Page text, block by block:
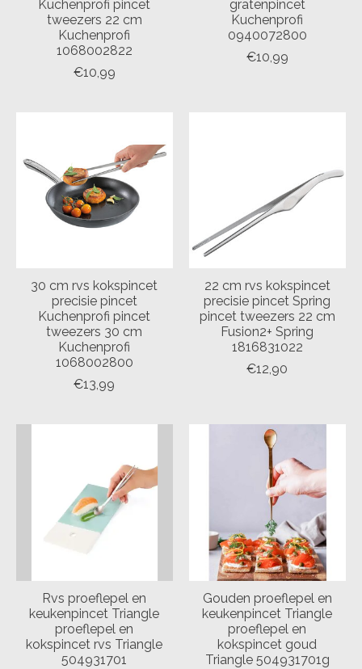
Kuchenprofi pincet
tweezers 22 cm
Kuchenprofi
1068002822
€10,99
gratenpincet
Kuchenprofi
0940072800
€10,99
30 cm rvs kokspincet
precisie pincet
Kuchenprofi pincet
tweezers 30 cm
Kuchenprofi
1068002800
€13,99
22 cm rvs kokspincet
precisie pincet Spring
pincet tweezers 22 cm
Fusion2+ Spring
1816831022
€12,90
Rvs proeflepel en
keukenpincet Triangle
proeflepel en
kokspincet rvs Triangle
504931701
Gouden proeflepel en
keukenpincet Triangle
proeflepel en
kokspincet goud
Triangle 504931701g